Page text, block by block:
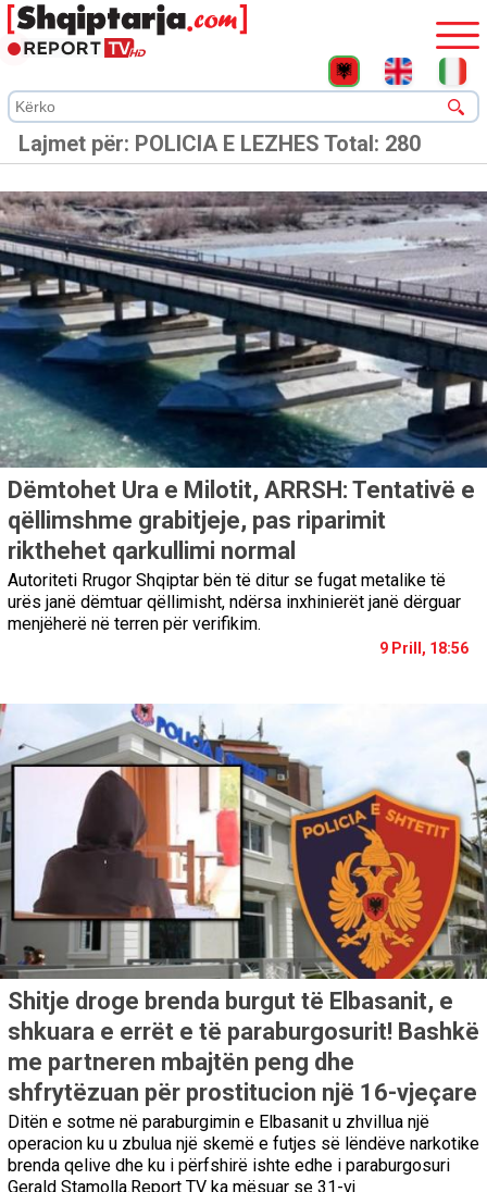
Lajmet për: POLICIA E LEZHES Total: 280
Dëmtohet Ura e Milotit, ARRSH: Tentativë e
qëllimshme grabitjeje, pas riparimit
rikthehet qarkullimi normal
Autoriteti Rrugor Shqiptar bën të ditur se fugat metalike të
urës janë dëmtuar qëllimisht, ndërsa inxhinierët janë dërguar
menjëherë në terren për verifikim.
9 Prill, 18:56
Shitje droge brenda burgut të Elbasanit, e
shkuara e errët e të paraburgosurit! Bashkë
me partneren mbajtën peng dhe
shfrytëzuan për prostitucion një 16-vjeçare
Ditën e sotme në paraburgimin e Elbasanit u zhvillua një
operacion ku u zbulua një skemë e futjes së lëndëve narkotike
brenda qelive dhe ku i përfshirë ishte edhe i paraburgosuri
Gerald Stamolla.Report TV ka mësuar se 31-vj